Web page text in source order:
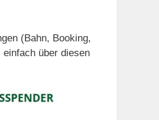
(Bahn, Booking,
über diesen